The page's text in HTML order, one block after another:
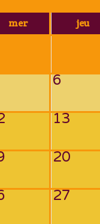
mer jeu
6
13
20
27